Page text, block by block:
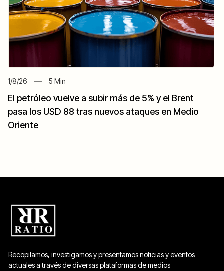
1/8/26 5 Min
El petróleo vuelve a subir más de 5% y el Brent
pasa los USD 88 tras nuevos ataques en Medio
Oriente
Recopilamos, investigamos y presentamos noticias y eventos
actuales a través de diversas plataformas de medios